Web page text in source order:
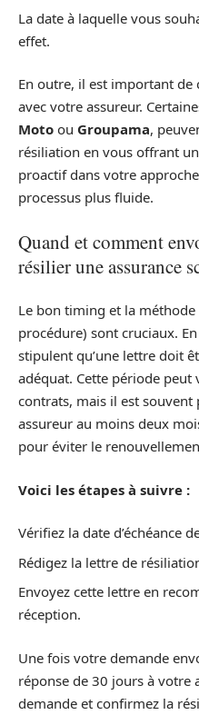
La date à laquelle vous
effet.
En outre, il est important
avec votre assureur.
Moto ou Groupama,
résiliation en vous offrant
proactif dans votre
processus plus fluide.
Quand et comment
résilier une assurance
Le bon timing et la
procédure) sont cruciaux.
stipulent qu’une lettre doit
adéquat. Cette période
contrats, mais il est
assureur au moins deux
pour éviter le
Voici les étapes à suivre :
Vérifiez la date d’échéance
Rédigez la lettre de
Envoyez cette lettre en
réception.
Une fois votre demande
réponse de 30 jours à
demande et confirmez la